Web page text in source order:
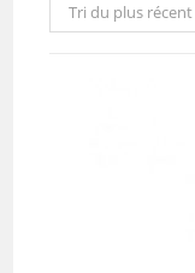
Tri du plus